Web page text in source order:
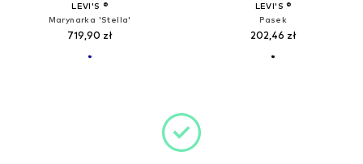
LEVI'S ®
Marynarka 'Stella'
719,90 zł
LEVI'S ®
Pasek
202,46 zł